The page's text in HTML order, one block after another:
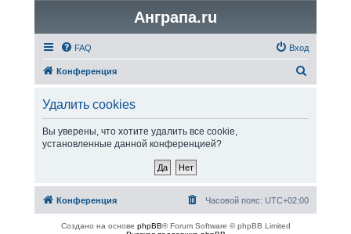
Анграпа.ru
FAQ Вход
Конференция
Удалить cookies
Вы уверены, что хотите удалить все cookie,
установленные данной конференцией?
Конференция Часовой пояс: UTC+02:00
Создано на основе phpBB® Forum Software © phpBB Limited